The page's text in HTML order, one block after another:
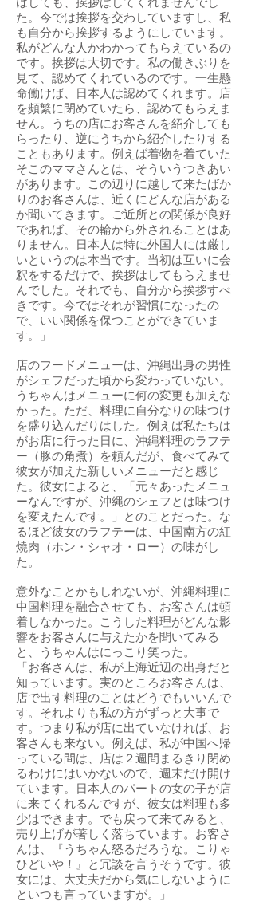
はしても、挨拶はしてくれませんでし
た。今では挨拶を交わしていますし、私
も自分から挨拶するようにしています。
私がどんな人かわかってもらえているの
です。挨拶は大切です。私の働きぶりを
見て、認めてくれているのです。一生懸
命働けば、日本人は認めてくれます。店
を頻繁に閉めていたら、認めてもらえま
せん。うちの店にお客さんを紹介しても
らったり、逆にうちから紹介したりする
こともあります。例えば着物を着ていた
そこのママさんとは、そういうつきあい
があります。この辺りに越して来たばか
りのお客さんは、近くにどんな店がある
か聞いてきます。ご近所との関係が良好
であれば、その輪から外されることはあ
りません。日本人は特に外国人には厳し
いというのは本当です。当初は互いに会
釈をするだけで、挨拶はしてもらえませ
んでした。それでも、自分から挨拶すべ
きです。今ではそれが習慣になったの
で、いい関係を保つことができていま
す。」
店のフードメニューは、沖縄出身の男性
がシェフだった頃から変わっていない。
うちゃんはメニューに何の変更も加えな
かった。ただ、料理に自分なりの味つけ
を盛り込んだりはした。例えば私たちは
がお店に行った日に、沖縄料理のラフテ
ー（豚の角煮）を頼んだが、食べてみて
彼女が加えた新しいメニューだと感じ
た。彼女によると、「元々あったメニュ
ーなんですが、沖縄のシェフとは味つけ
を変えたんです。」とのことだった。な
るほど彼女のラフテーは、中国南方の紅
燒肉（ホン・シャオ・ロー）の味がし
た。
意外なことかもしれないが、沖縄料理に
中国料理を融合させても、お客さんは頓
着しなかった。こうした料理がどんな影
響をお客さんに与えたかを聞いてみる
と、うちゃんはにっこり笑った。
「お客さんは、私が上海近辺の出身だと
知っています。実のところお客さんは、
店で出す料理のことはどうでもいいんで
す。それよりも私の方がずっと大事で
す。つまり私が店に出ていなければ、お
客さんも来ない。例えば、私が中国へ帰
っている間は、店は２週間まるきり閉め
るわけにはいかないので、週末だけ開け
ています。日本人のパートの女の子が店
に来てくれるんですが、彼女は料理も多
少はできます。でも戻って来てみると、
売り上げが著しく落ちています。お客さ
んは、『うちゃん怒るだろうな。こりゃ
ひどいや！』と冗談を言うそうです。彼
女には、大丈夫だから気にしないように
といつも言っていますが。」